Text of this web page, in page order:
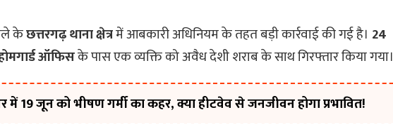
केछत्तरगढ़ थाना क्षेत्रमें आबकारी अधिनियम के तहत बड़ी कार्रवाई की गई है। 24
होमगार्ड ऑफिसके पास एक व्यक्ति को अवैध देशी शराब के साथ गिरफ्तार किया गया।
19 जून को भीषण गर्मी का कहर, क्या हीटवेव से जनजीवन होगा प्रभावित!